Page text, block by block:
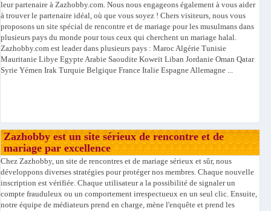
leur partenaire à Zazhobby.com. Nous nous engageons également à vous aider
à trouver le partenaire idéal, où que vous soyez ! Chers visiteurs, nous vous
proposons un site spécial de rencontre et de mariage pour les musulmans dans
plusieurs pays du monde pour tous ceux qui cherchent un mariage halal.
Zazhobby.com est leader dans plusieurs pays : Maroc Algérie Tunisie
Mauritanie Libye Egypte Arabie Saoudite Koweït Liban Jordanie Oman Qatar
Syrie Yémen Irak Turquie Belgique France Italie Espagne Allemagne ...
Zazhobby est un site sérieux de rencontre et de
mariage par excellence
Chez Zazhobby, un site de rencontres et de mariage sérieux et sûr, nous
développons diverses stratégies pour protéger nos membres. Chaque nouvelle
inscription est vérifiée. Chaque utilisateur a la possibilité de signaler un
compte frauduleux ou un comportement irrespectueux en un seul clic. Ensuite,
notre équipe de médiateurs prend en charge, mène l'enquête et prend les